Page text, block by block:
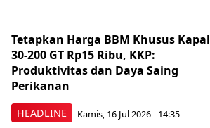
HEADLINE
Tetapkan Harga BBM Khusus Kapal
30-200 GT Rp15 Ribu, KKP:
Produktivitas dan Daya Saing
Perikanan
Kamis, 16 Jul 2026 - 14:35